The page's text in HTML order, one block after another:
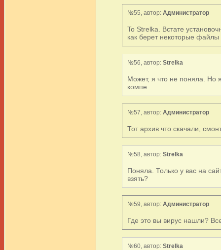
№55, автор: Администратор
To Strelka. Встате
как берет некоторые файлы
№56, автор: Strelka
Может, я что не поняла. Но
компе.
№57, автор: Администратор
Тот архив что скачали,
№58, автор: Strelka
Поняла. Только у вас на
взять?
№59, автор: Администратор
Где это вы вирус нашли?
№60, автор: Strelka